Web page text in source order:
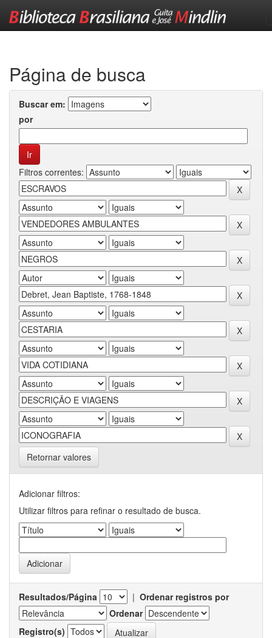
Página de busca
Buscar em:
por
Filtros correntes:
Retornar valores
Adicionar filtros:
Utilizar filtros para refinar o resultado de busca.
Resultados/Página | Ordenar registros por
Ordenar
Registro(s)